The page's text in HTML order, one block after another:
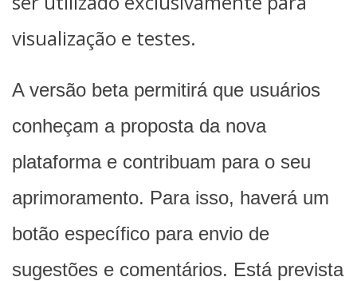
visualização e testes.
A versão beta permitirá que usuários
conheçam a proposta da nova
plataforma e contribuam para o seu
aprimoramento. Para isso, haverá um
botão específico para envio de
sugestões e comentários. Está prevista